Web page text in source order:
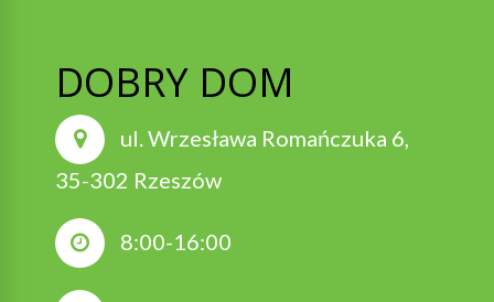
DOBRY DOM
ul. Wrzesława Romańczuka 6,
35-302 Rzeszów
8:00-16:00